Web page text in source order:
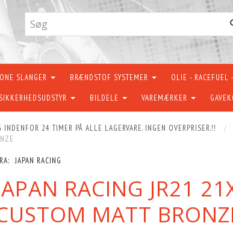
SLANGER BRÆNDSTOF SYSTEMER OLIE - RACEFUEL
SIKKERHEDSUDSTYR BILDELE VAREMÆRKER
24 TIMER PÅ ALLE LAGERVARE. INGEN OVERPRISER.!!
JAPAN RACING
RACING JR21
MATT